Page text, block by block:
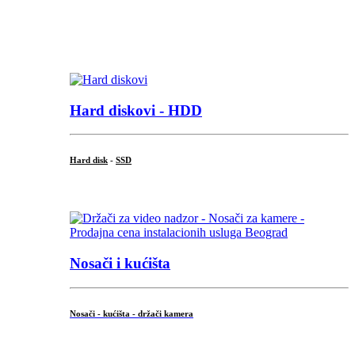
Hard diskovi - HDD
Hard disk - SSD
Nosači i kućišta
Nosači - kućišta - držači kamera